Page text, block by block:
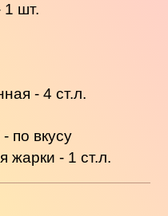
1 шт.
- 4 ст.л.
по вкусу
жарки - 1 ст.л.